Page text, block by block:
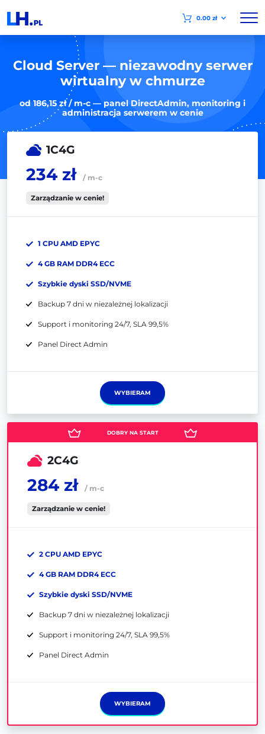
0.00 zł
Cloud Server — niezawodny serwer
wirtualny w chmurze
od 186,15 zł / m-c — panel DirectAdmin, monitoring i
administracja serwerem w cenie
1C4G
234 zł / m-c
Zarządzanie w cenie!
1 CPU AMD EPYC
4 GB RAM DDR4 ECC
Szybkie dyski SSD/NVME
Backup 7 dni w niezależnej lokalizacji
Support i monitoring 24/7, SLA 99,5%
Panel Direct Admin
WYBIERAM
2C4G
284 zł / m-c
Zarządzanie w cenie!
2 CPU AMD EPYC
4 GB RAM DDR4 ECC
Szybkie dyski SSD/NVME
Backup 7 dni w niezależnej lokalizacji
Support i monitoring 24/7, SLA 99,5%
Panel Direct Admin
WYBIERAM